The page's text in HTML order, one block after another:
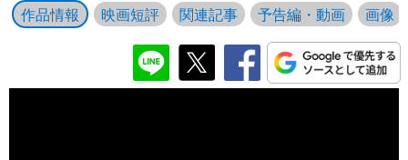
作品情報 映画短評 関連記事 予告編・動画 画像